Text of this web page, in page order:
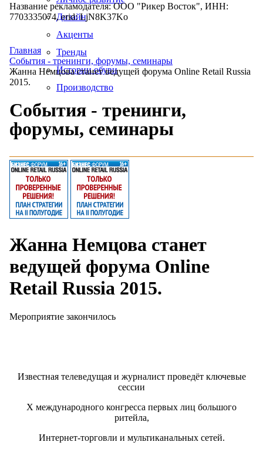
Дизайн
Акценты
Тренды
Истории обуви
Производство
Название рекламодателя: ООО "Рикер Восток", ИНН:
7703335074, erid: LjN8K37Ko
Главная
События - тренинги, форумы, семинары
Жанна Немцова станет ведущей форума Online Retail Russia
2015.
События - тренинги,
форумы, семинары
Жанна Немцова станет
ведущей форума Online
Retail Russia 2015.
Мероприятие закончилось
Известная телеведущая и журналист проведёт ключевые
сессии
X международного конгресса первых лиц большого
ритейла,
Интернет-торговли и мультиканальных сетей.